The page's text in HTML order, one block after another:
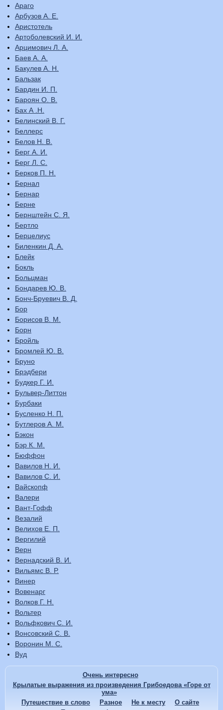
Араго
Арбузов А. Е.
Аристотель
Артоболевский И. И.
Арцимович Л. А.
Баев А. А.
Бакулев А. Н.
Бальзак
Бардин И. П.
Бароян О. В.
Бах А .Н.
Белинский В. Г.
Беллерс
Белов Н. В.
Берг А. И.
Берг Л. С.
Берков П. Н.
Бернал
Бернар
Берне
Бернштейн С. Я.
Бертло
Берцелиус
Биленкин Д. А.
Блейк
Бокль
Больцман
Бондарев Ю. В.
Бонч-Бруевич В. Д.
Бор
Борисов В. М.
Борн
Бройль
Бромлей Ю. В.
Бруно
Брэдбери
Будкер Г. И.
Бульвер-Литтон
Бурбаки
Бусленко Н. П.
Бутлеров А. М.
Бэкон
Бэр К. М.
Бюффон
Вавилов Н. И.
Вавилов С. И.
Вайскопф
Валери
Вант-Гофф
Везалий
Велихов Е. П.
Вергилий
Верн
Вернадский В. И.
Вильямс В. Р.
Винер
Вовенарг
Волков Г. Н.
Вольтер
Вольфкович С. И.
Вонсовский С. В.
Воронин М. С.
Вуд
Очень интересно
Крылатые выражения из произведения Грибоедова «Горе от
ума»
Путешествие в слово
Разное Не к месту
О сайте